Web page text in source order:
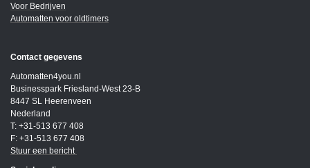
Voor Bedrijven
Automatten voor oldtimers
Contact gegevens
Automatten4you.nl
Businesspark Friesland-West 23-B
8447 SL Heerenveen
Nederland
T: +31-513 677 408
F: +31-513 677 408
Stuur een bericht